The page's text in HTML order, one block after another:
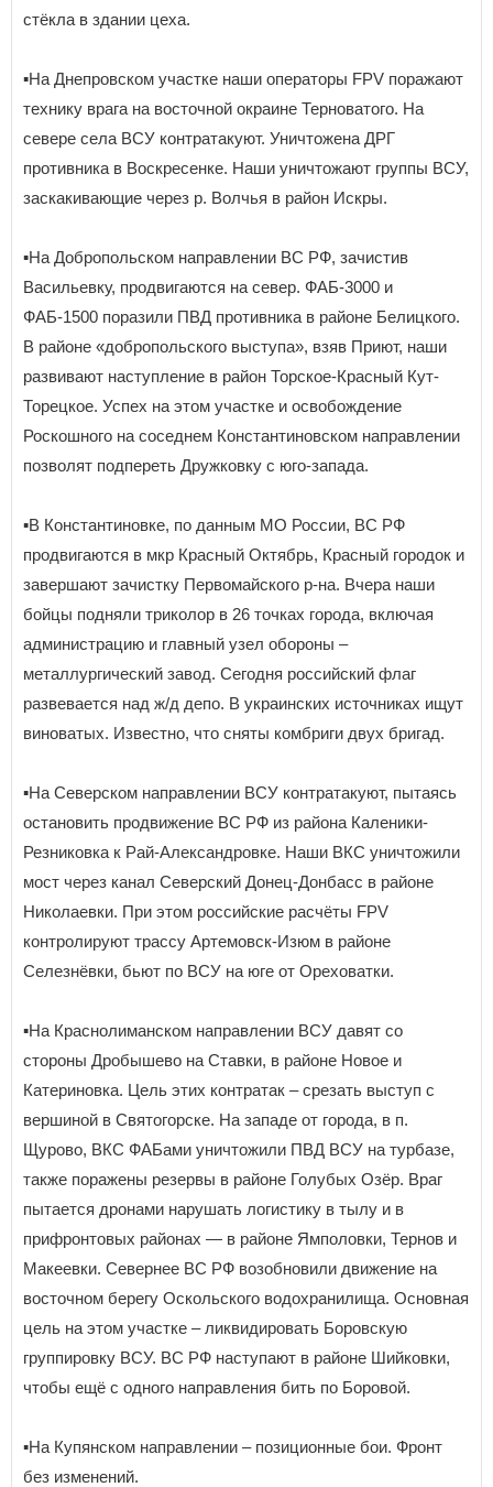
стёкла в здании цеха.
▪️На Днепровском участке наши операторы FPV поражают
технику врага на восточной окраине Терноватого. На
севере села ВСУ контратакуют. Уничтожена ДРГ
противника в Воскресенке. Наши уничтожают группы ВСУ,
заскакивающие через р. Волчья в район Искры.
▪️На Добропольском направлении ВС РФ, зачистив
Васильевку, продвигаются на север. ФАБ-3000 и
ФАБ-1500 поразили ПВД противника в районе Белицкого.
В районе «добропольского выступа», взяв Приют, наши
развивают наступление в район Торское-Красный Кут-
Торецкое. Успех на этом участке и освобождение
Роскошного на соседнем Константиновском направлении
позволят подпереть Дружковку с юго-запада.
▪️В Константиновке, по данным МО России, ВС РФ
продвигаются в мкр Красный Октябрь, Красный городок и
завершают зачистку Первомайского р-на. Вчера наши
бойцы подняли триколор в 26 точках города, включая
администрацию и главный узел обороны –
металлургический завод. Сегодня российский флаг
развевается над ж/д депо. В украинских источниках ищут
виноватых. Известно, что сняты комбриги двух бригад.
▪️На Северском направлении ВСУ контратакуют, пытаясь
остановить продвижение ВС РФ из района Каленики-
Резниковка к Рай-Александровке. Наши ВКС уничтожили
мост через канал Северский Донец-Донбасс в районе
Николаевки. При этом российские расчёты FPV
контролируют трассу Артемовск-Изюм в районе
Селезнёвки, бьют по ВСУ на юге от Ореховатки.
▪️На Краснолиманском направлении ВСУ давят со
стороны Дробышево на Ставки, в районе Новое и
Катериновка. Цель этих контратак – срезать выступ с
вершиной в Святогорске. На западе от города, в п.
Щурово, ВКС ФАБами уничтожили ПВД ВСУ на турбазе,
также поражены резервы в районе Голубых Озёр. Враг
пытается дронами нарушать логистику в тылу и в
прифронтовых районах — в районе Ямполовки, Тернов и
Макеевки. Севернее ВС РФ возобновили движение на
восточном берегу Оскольского водохранилища. Основная
цель на этом участке – ликвидировать Боровскую
группировку ВСУ. ВС РФ наступают в районе Шийковки,
чтобы ещё с одного направления бить по Боровой.
▪️На Купянском направлении – позиционные бои. Фронт
без изменений.